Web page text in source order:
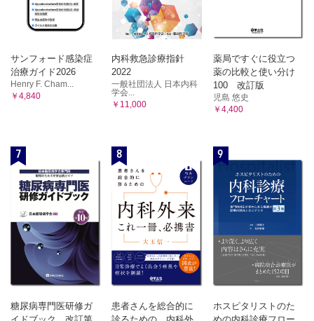
サンフォード感染症
治療ガイド2026
Henry F. Cham...
￥4,840
内科救急診療指針
2022
一般社団法人 日本内科
学会...
￥11,000
薬局ですぐに役立つ
薬の比較と使い分け
100 改訂版
児島 悠史
￥4,400
7
糖尿病専門医研修ガ
8
患者さんを総合的に
9
ホスピタリストのた